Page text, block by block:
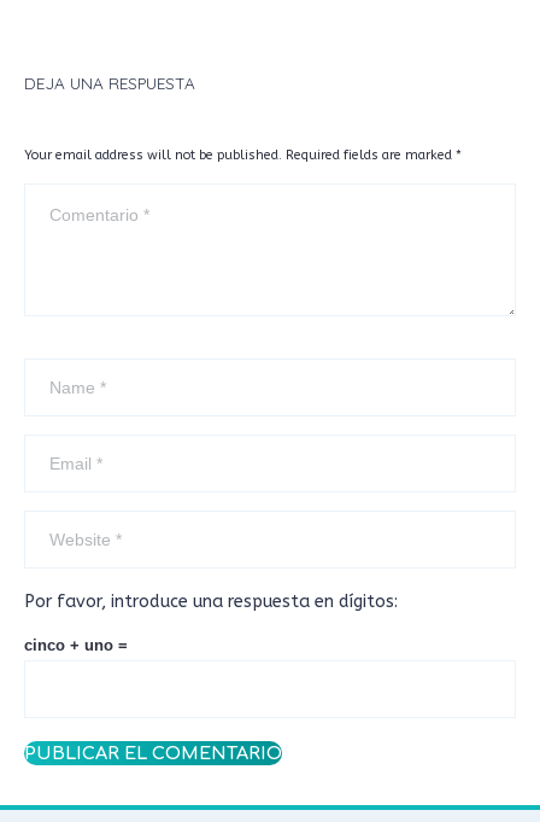
DEJA UNA RESPUESTA
Your email address will not be published. Required fields are marked *
Por favor, introduce una respuesta en dígitos:
cinco + uno =